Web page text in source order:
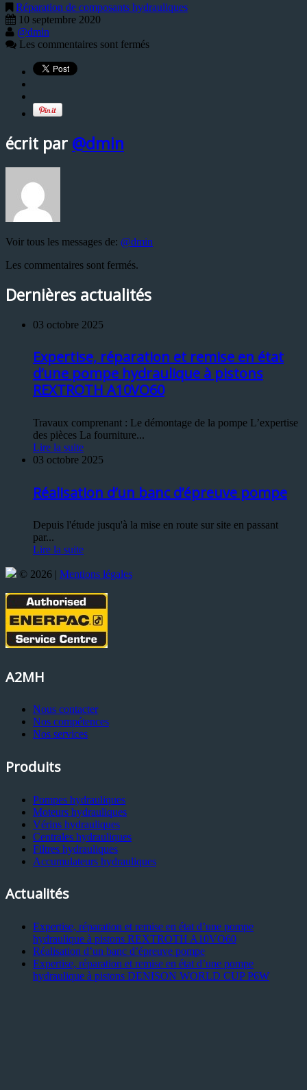
Réparation de composants hydrauliques
10 septembre 2020
@dmin
Les commentaires sont fermés
écrit par @dmin
Voir tous les messages de: @dmin
Les commentaires sont fermés.
Dernières actualités
03 octobre 2025
Expertise, réparation et remise en état
d’une pompe hydraulique à pistons
REXTROTH A10VO60
Travaux comprenant : Le démontage de la pompe L’expertise
des pièces La fourniture...
Lire la suite
03 octobre 2025
Réalisation d’un banc d’épreuve pompe
Depuis l'étude jusqu'à la mise en route sur site en passant
par...
Lire la suite
© 2026 | Mentions légales
A2MH
Nous contacter
Nos compétences
Nos services
Produits
Pompes hydrauliques
Moteurs hydrauliques
Vérins hydrauliques
Centrales hydrauliques
Filtres hydrauliques
Accumulateurs hydrauliques
Actualités
Expertise, réparation et remise en état d’une pompe
hydraulique à pistons REXTROTH A10VO60
Réalisation d’un banc d’épreuve pompe
Expertise, réparation et remise en état d’une pompe
hydraulique à pistons DENISON WORLD CUP P6W